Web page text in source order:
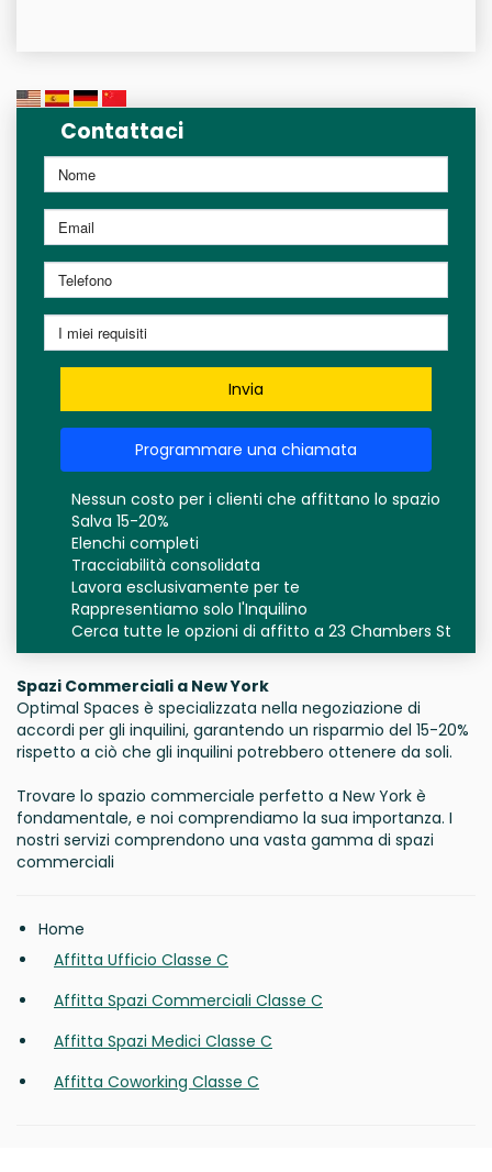
Contattaci
Invia
Programmare una chiamata
Nessun costo per i clienti che affittano lo spazio
Salva 15-20%
Elenchi completi
Tracciabilità consolidata
Lavora esclusivamente per te
Rappresentiamo solo l'Inquilino
Cerca tutte le opzioni di affitto a 23 Chambers St
Spazi Commerciali a New York
Optimal Spaces è specializzata nella negoziazione di
accordi per gli inquilini, garantendo un risparmio del 15-20%
rispetto a ciò che gli inquilini potrebbero ottenere da soli.
Trovare lo spazio commerciale perfetto a New York è
fondamentale, e noi comprendiamo la sua importanza. I
nostri servizi comprendono una vasta gamma di spazi
commerciali
Home
Affitta Ufficio Classe C
Affitta Spazi Commerciali Classe C
Affitta Spazi Medici Classe C
Affitta Coworking Classe C